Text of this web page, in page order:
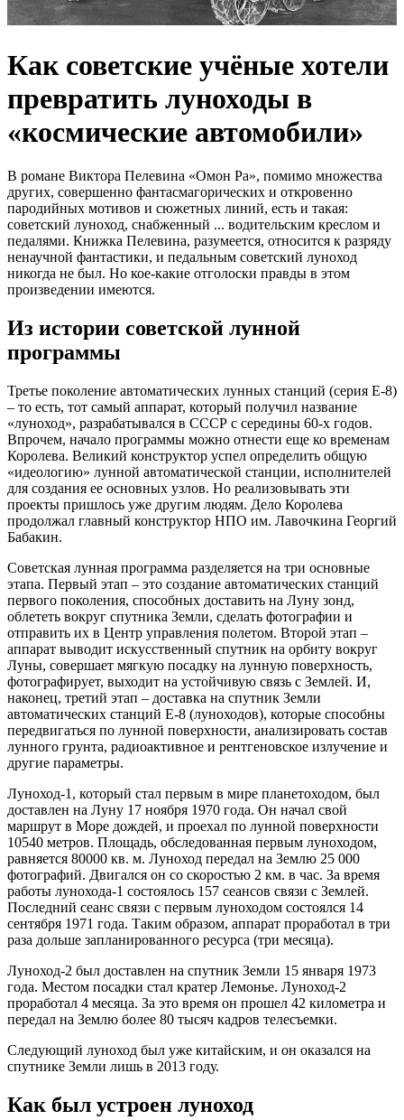
Как советские учёные хотели
превратить луноходы в
«космические автомобили»
В романе Виктора Пелевина «Омон Ра», помимо множества
других, совершенно фантасмагорических и откровенно
пародийных мотивов и сюжетных линий, есть и такая:
советский луноход, снабженный ... водительским креслом и
педалями. Книжка Пелевина, разумеется, относится к разряду
ненаучной фантастики, и педальным советский луноход
никогда не был. Но кое-какие отголоски правды в этом
произведении имеются.
Из истории советской лунной
программы
Третье поколение автоматических лунных станций (серия Е-8)
– то есть, тот самый аппарат, который получил название
«луноход», разрабатывался в СССР с середины 60-х годов.
Впрочем, начало программы можно отнести еще ко временам
Королева. Великий конструктор успел определить общую
«идеологию» лунной автоматической станции, исполнителей
для создания ее основных узлов. Но реализовывать эти
проекты пришлось уже другим людям. Дело Королева
продолжал главный конструктор НПО им. Лавочкина Георгий
Бабакин.
Советская лунная программа разделяется на три основные
этапа. Первый этап – это создание автоматических станций
первого поколения, способных доставить на Луну зонд,
облететь вокруг спутника Земли, сделать фотографии и
отправить их в Центр управления полетом. Второй этап –
аппарат выводит искусственный спутник на орбиту вокруг
Луны, совершает мягкую посадку на лунную поверхность,
фотографирует, выходит на устойчивую связь с Землей. И,
наконец, третий этап – доставка на спутник Земли
автоматических станций Е-8 (луноходов), которые способны
передвигаться по лунной поверхности, анализировать состав
лунного грунта, радиоактивное и рентгеновское излучение и
другие параметры.
Луноход-1, который стал первым в мире планетоходом, был
доставлен на Луну 17 ноября 1970 года. Он начал свой
маршрут в Море дождей, и проехал по лунной поверхности
10540 метров. Площадь, обследованная первым луноходом,
равняется 80000 кв. м. Луноход передал на Землю 25 000
фотографий. Двигался он со скоростью 2 км. в час. За время
работы лунохода-1 состоялось 157 сеансов связи с Землей.
Последний сеанс связи с первым луноходом состоялся 14
сентября 1971 года. Таким образом, аппарат проработал в три
раза дольше запланированного ресурса (три месяца).
Луноход-2 был доставлен на спутник Земли 15 января 1973
года. Местом посадки стал кратер Лемонье. Луноход-2
проработал 4 месяца. За это время он прошел 42 километра и
передал на Землю более 80 тысяч кадров телесъемки.
Следующий луноход был уже китайским, и он оказался на
спутнике Земли лишь в 2013 году.
Как был устроен луноход